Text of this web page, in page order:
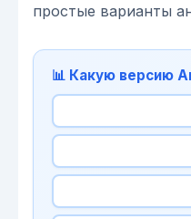
простые варианты
📊 Какую версию